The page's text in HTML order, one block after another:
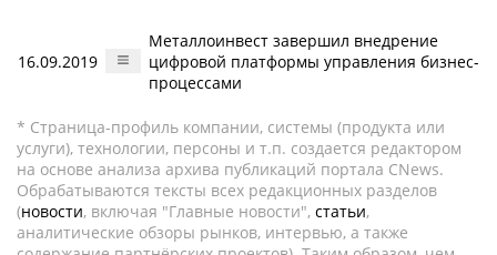
16.09.2019
Металлоинвест завершил внедрение
цифровой платформы управления бизнес-
процессами
* Страница-профиль компании, системы (продукта или
услуги), технологии, персоны и т.п. создается редактором
на основе анализа архива публикаций портала CNews.
Обрабатываются тексты всех редакционных разделов
(новости, включая "Главные новости", статьи,
аналитические обзоры рынков, интервью, а также